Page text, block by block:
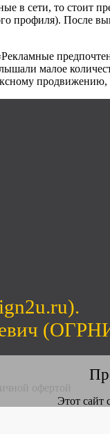
в сети, то стоит
профиля). После
малое
офертой
Этот сайт